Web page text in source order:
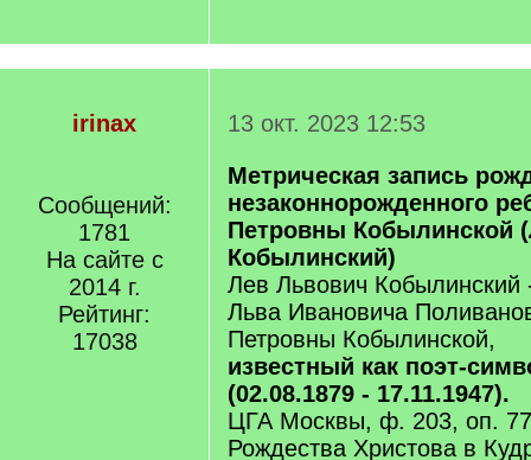
irinax
Сообщений:
1781
На сайте с
2014 г.
Рейтинг:
17038
13 окт. 2023 12:53
Метрическая запись
незаконнорожденного
Петровны Кобылинской
Кобылинский)
Лев Львович Кобылинский
Льва Ивановича
Петровны Кобылинской,
известный как поэт-
(02.08.1879 - 17.11.1947).
ЦГА Москвы, ф. 203, оп.
Рождества Христова в